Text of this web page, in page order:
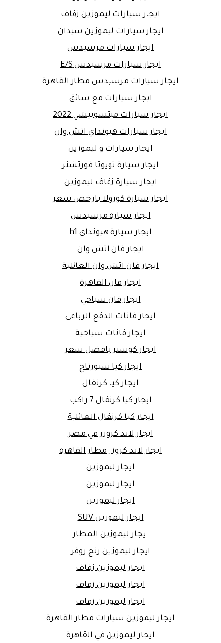
ايجار سيارات ليموزين زفاف
ايجار سيارات ليموزين سيدان
ايجار سيارات مرسيدس
ايجار سيارات مرسيدس E/S
ايجار سيارات مرسيدس مطار القاهرة
ايجار سيارات مع سائق
ايجار سيارات ميتسوبيشي 2022
ايجار سيارات هيونداي اتش وان
ايجار سيارات و ليموزين
ايجار سيارة تويوتا فورتشنر
ايجار سيارة زفاف ليموزين
ايجار سيارة كورولا بارخص سعر
ايجار سيارة مرسيدس
ايجار سيارة هيونداي h1
ايجار فان اتش وان
ايجار فان اتش وان العائلية
ايجار فان القاهرة
ايجار فان سياحي
ايجار فانات الدفع الرباعي
ايجار فانات سياحية
ايجار كوستر بافضل سعر
ايجار كيا سبورتاج
ايجار كيا كرنفال
ايجار كيا كرنفال 7 راكب
ايجار كيا كرنفال العائلية
ايجار لاند كروزر في مصر
ايجار لاند كروزر مطار القاهرة
ايجار ليموزين
ايجار ليموزين
ايجار ليموزين
ايجار ليموزين SUV
ايجار ليموزين المطار
ايجار ليموزين رنج روفر
ايجار ليموزين زفاف
ايجار ليموزين زفاف
ايجار ليموزين زفاف
ايجار ليموزين سيارات مطار القاهرة
ايجار ليموزين في القاهرة